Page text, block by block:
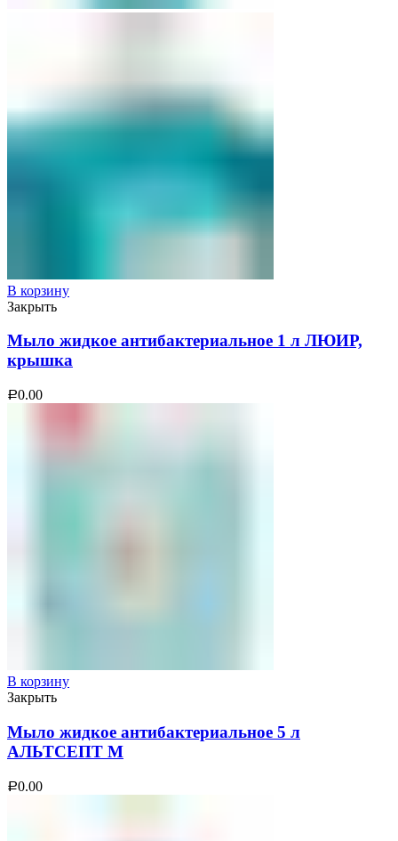
В корзину
Закрыть
Мыло жидкое антибактериальное 1 л ЛЮИР,
крышка
Р0.00
В корзину
Закрыть
Мыло жидкое антибактериальное 5 л
АЛЬТСЕПТ М
Р0.00